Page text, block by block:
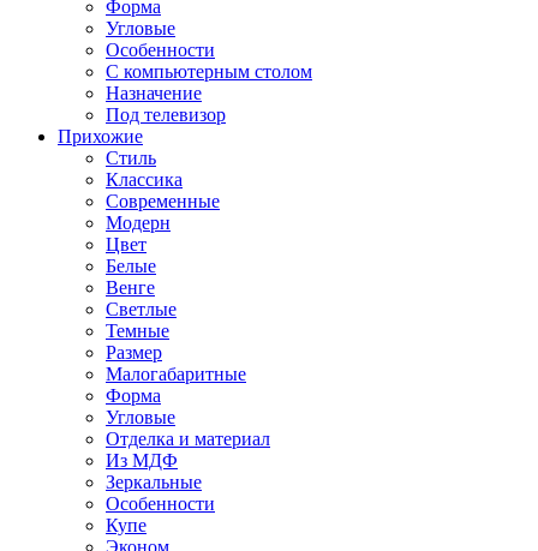
Форма
Угловые
Особенности
С компьютерным столом
Назначение
Под телевизор
Прихожие
Стиль
Классика
Современные
Модерн
Цвет
Белые
Венге
Светлые
Темные
Размер
Малогабаритные
Форма
Угловые
Отделка и материал
Из МДФ
Зеркальные
Особенности
Купе
Эконом